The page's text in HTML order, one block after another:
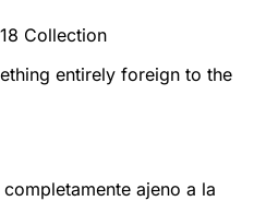
Collection
entirely foreign to the
ajeno a la